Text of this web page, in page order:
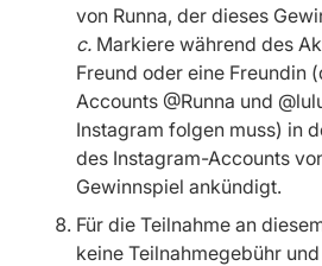
von Runna, der dieses
c. Markiere während des
Freund oder eine Freundin
Accounts @Runna und
Instagram folgen muss) in
des Instagram-Accounts
Gewinnspiel ankündigt.
Für die Teilnahme an
keine Teilnahmegebühr